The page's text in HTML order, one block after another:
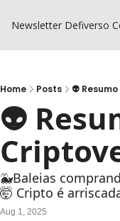
Newsletter Defiverso
Home Posts 👽
👽
🐳Baleias
🤯 Cripto é
Aug 1, 2025